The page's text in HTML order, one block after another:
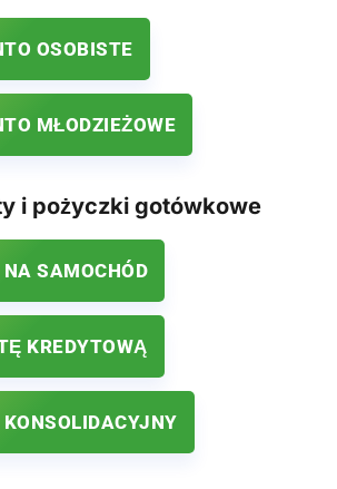
OSOBISTE
MŁODZIEŻOWE
i pożyczki gotówkowe
SAMOCHÓD
KREDYTOWĄ